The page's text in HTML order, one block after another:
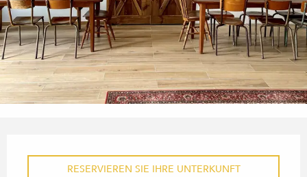
RESERVIEREN SIE IHRE UNTERKUNFT